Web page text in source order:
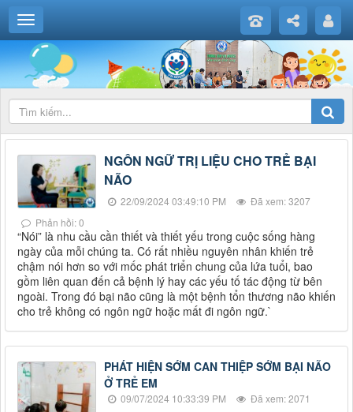
NGÔN NGỮ TRỊ LIỆU CHO TRẺ BẠI
NÃO
22/09/2024 03:49:10 PM
Đã xem: 3207
Phản hồi: 0
“Nói” là nhu cầu cần thiết và thiết yếu trong cuộc sống hàng
ngày của mỗi chúng ta. Có rất nhiều nguyên nhân khiến trẻ
chậm nói hơn so với mốc phát triển chung của lứa tuổi, bao
gồm liên quan đến cả bệnh lý hay các yếu tố tác động từ bên
ngoài. Trong đó bại não cũng là một bệnh tổn thương não khiến
cho trẻ không có ngôn ngữ hoặc mất đi ngôn ngữ.`
PHÁT HIỆN SỚM CAN THIỆP SỚM BẠI NÃO
Ở TRẺ EM
09/07/2024 10:33:39 PM
Đã xem: 2071